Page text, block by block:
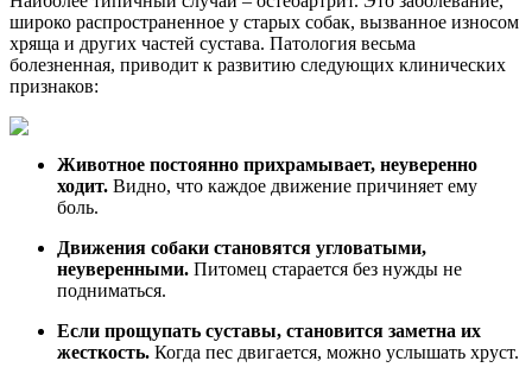
широко распространенное у старых собак, вызванное износом
хряща и других частей сустава. Патология весьма
болезненная, приводит к развитию следующих клинических
признаков:
Животное постоянно прихрамывает, неуверенно
ходит. Видно, что каждое движение причиняет ему
боль.
Движения собаки становятся угловатыми,
неуверенными. Питомец старается без нужды не
подниматься.
Если прощупать суставы, становится заметна их
жесткость. Когда пес двигается, можно услышать хруст.